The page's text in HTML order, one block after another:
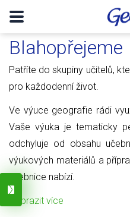
Blahopřejeme
Patříte do skupiny učitelů,
pro každodenní život.
Ve výuce geografie rádi
Vaše výuka je tematicky
odchyluje od obsahu
výukových materiálů a
učebnice nabízí.
Zobrazit více